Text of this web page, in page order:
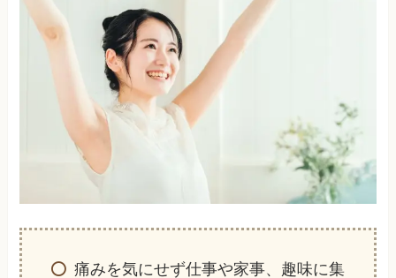
痛みを気にせず仕事や家事、趣味に集